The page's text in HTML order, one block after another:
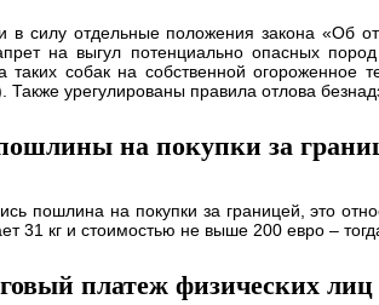
в силу отдельные положения закона «Об
на выгул потенциально опасных
таких собак на собственной огороженное
Также урегулированы правила отлова
на покупки за
пошлина на покупки за границей, это
31 кг и стоимостью не выше 200 евро –
платеж физических лиц